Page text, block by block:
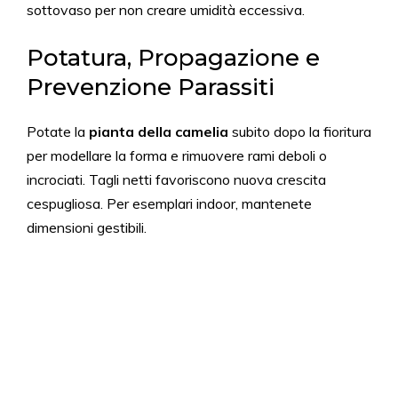
sottovaso per non creare umidità eccessiva.
Potatura, Propagazione e
Prevenzione Parassiti
Potate la pianta della camelia subito dopo la fioritura
per modellare la forma e rimuovere rami deboli o
incrociati. Tagli netti favoriscono nuova crescita
cespugliosa. Per esemplari indoor, mantenete
dimensioni gestibili.